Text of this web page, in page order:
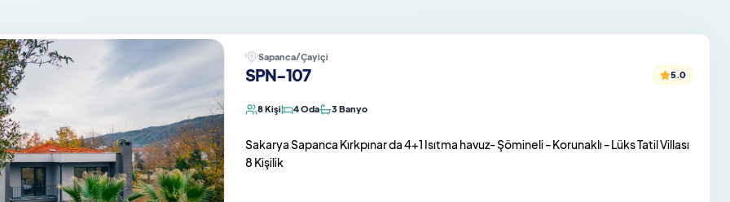
Sapanca/Çayiçi
SPN-107 5.0
8 Kişi 4 Oda 3 Banyo
Sakarya Sapanca Kırkpınar da 4+1 Isıtma havuz- Şömineli - Korunaklı - Lüks Tatil Villası
8 Kişilik